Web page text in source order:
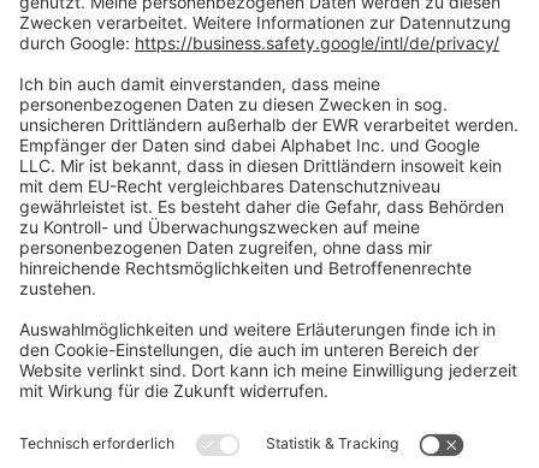
Social Media
Oft Gesucht
Rund um die Prüfung
Datenschutzerklärung